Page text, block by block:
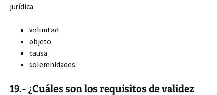
jurídica
voluntad
objeto
causa
solemnidades.
19.- ¿Cuáles son los requisitos de validez